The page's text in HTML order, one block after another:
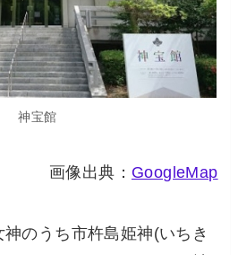
神宝館
画像出典： GoogleMap
のうち市杵島姫神(いちき